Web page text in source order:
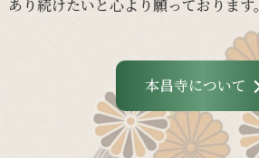
あり続けたいと心より願っております。
本昌寺について